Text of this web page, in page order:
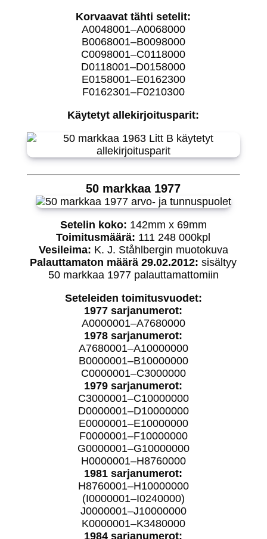
Korvaavat tähti setelit:
A0048001–A0068000
B0068001–B0098000
C0098001–C0118000
D0118001–D0158000
E0158001–E0162300
F0162301–F0210300
Käytetyt allekirjoitusparit:
50 markkaa 1977
Setelin koko: 142mm x 69mm
Toimitusmäärä: 111 248 000kpl
Vesileima: K. J. Ståhlbergin muotokuva
Palauttamaton määrä 29.02.2012:sisältyy
50 markkaa 1977 palauttamattomiin
Seteleiden toimitusvuodet:
1977 sarjanumerot:
A0000001–A7680000
1978 sarjanumerot:
A7680001–A10000000
B0000001–B10000000
C0000001–C3000000
1979 sarjanumerot:
C3000001–C10000000
D0000001–D10000000
E0000001–E10000000
F0000001–F10000000
G0000001–G10000000
H0000001–H8760000
1981 sarjanumerot:
H8760001–H10000000
(I0000001–I0240000)
J0000001–J10000000
K0000001–K3480000
1984 sarjanumerot: